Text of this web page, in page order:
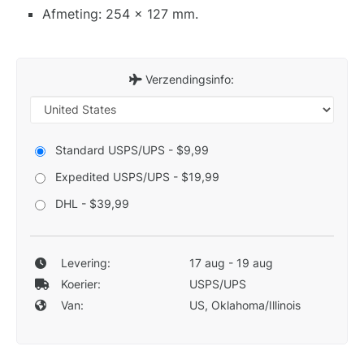
Afmeting: 254 x 127 mm.
Verzendingsinfo:
Standard USPS/UPS - $9,99
Expedited USPS/UPS - $19,99
DHL - $39,99
Levering:
17 aug - 19 aug
Koerier:
USPS/UPS
Van:
US, Oklahoma/Illinois